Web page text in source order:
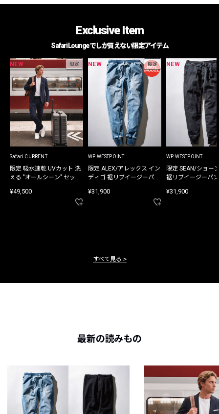
Exclusive Item
Safari Loungeでしか買えない限定アイテム
NEW 限定
Safari CURRENT
限定 吸水速乾 UVカット 洗
える "オールシーン" セット
¥49,500
NEW 限定
WP WESTPOINT
限定 ALEX/アレックス イン
ディゴ 裾リブイージーパン
¥31,900
NEW
WP WESTPOINT
限定 SEAN/ショー
裾リブイージーパ
¥31,900
すべて見る
最新の読みもの